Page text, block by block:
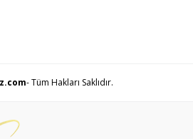
- Tüm Hakları Saklıdır.